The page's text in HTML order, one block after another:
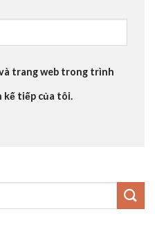
trang web trong trình
kế tiếp của tôi.